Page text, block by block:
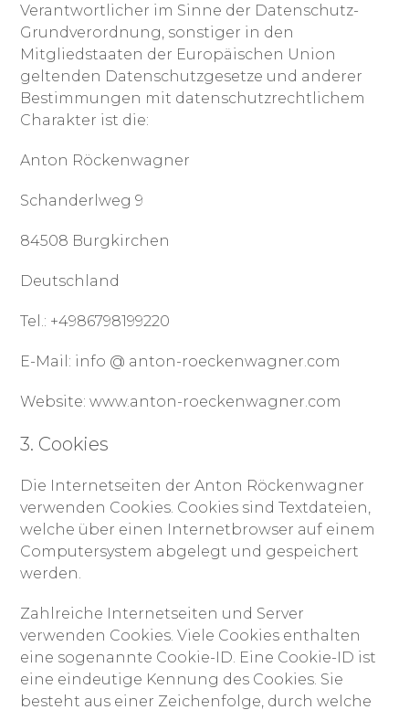
Verantwortlicher im Sinne der Datenschutz-
Grundverordnung, sonstiger in den
Mitgliedstaaten der Europäischen Union
geltenden Datenschutzgesetze und anderer
Bestimmungen mit datenschutzrechtlichem
Charakter ist die:
Anton Röckenwagner
Schanderlweg 9
84508 Burgkirchen
Deutschland
Tel.: +4986798199220
E-Mail: info @ anton-roeckenwagner.com
Website: www.anton-roeckenwagner.com
3. Cookies
Die Internetseiten der Anton Röckenwagner
verwenden Cookies. Cookies sind Textdateien,
welche über einen Internetbrowser auf einem
Computersystem abgelegt und gespeichert
werden.
Zahlreiche Internetseiten und Server
verwenden Cookies. Viele Cookies enthalten
eine sogenannte Cookie-ID. Eine Cookie-ID ist
eine eindeutige Kennung des Cookies. Sie
besteht aus einer Zeichenfolge, durch welche